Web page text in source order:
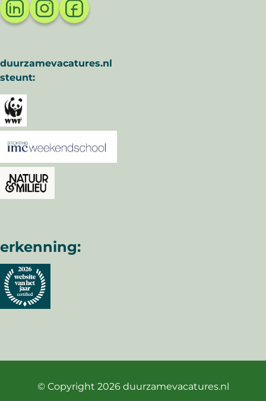
duurzamevacatures.nl
steunt:
erkenning:
© Copyright 2026 duurzamevacatures.nl